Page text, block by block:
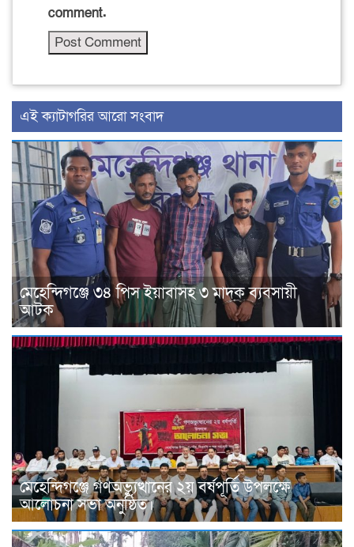
comment.
‍এই ক্যাটাগরির ‍আরো সংবাদ
মেহেন্দিগঞ্জে ৩৪ পিস ইয়াবাসহ ৩ মাদক ব্যবসায়ী
আটক
মেহেন্দিগঞ্জে গণঅভ্যুত্থানের ২য় বর্ষপূর্তি উপলক্ষে
আলোচনা সভা অনুষ্ঠিত।